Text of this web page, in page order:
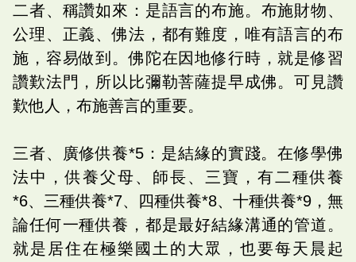
二者、稱讚如來：是語言的布施。布施財物、
公理、正義、佛法，都有難度，唯有語言的布
施，容易做到。佛陀在因地修行時，就是修習
讚歎法門，所以比彌勒菩薩提早成佛。可見讚
歎他人，布施善言的重要。
三者、廣修供養*5：是結緣的實踐。在修學佛
法中，供養父母、師長、三寶，有二種供養
*6、三種供養*7、四種供養*8、十種供養*9，無
論任何一種供養，都是最好結緣溝通的管道。
就是居住在極樂國土的大眾，也要每天晨起